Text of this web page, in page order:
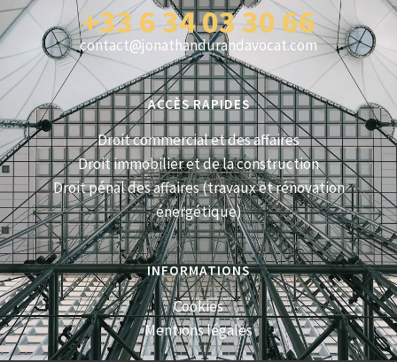
+33 6 34 03 30 66
contact@jonathandurandavocat.com
ACCÈS RAPIDES
Droit commercial et des affaires
Droit immobilier et de la construction
Droit pénal des affaires (travaux et rénovation
énergétique)
INFORMATIONS
Cookies
Mentions légales